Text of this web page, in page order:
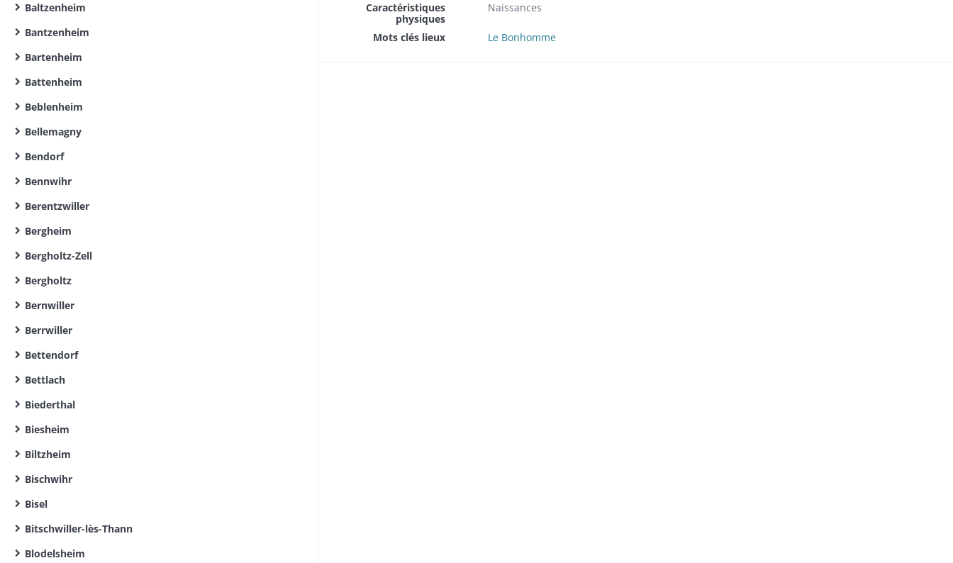
Baltzenheim
Bantzenheim
Bartenheim
Battenheim
Beblenheim
Bellemagny
Bendorf
Bennwihr
Berentzwiller
Bergheim
Bergholtz-Zell
Bergholtz
Bernwiller
Berrwiller
Bettendorf
Bettlach
Biederthal
Biesheim
Biltzheim
Bischwihr
Bisel
Bitschwiller-lès-Thann
Blodelsheim
Caractéristiques
physiques
Naissances
Mots clés lieux Le Bonhomme